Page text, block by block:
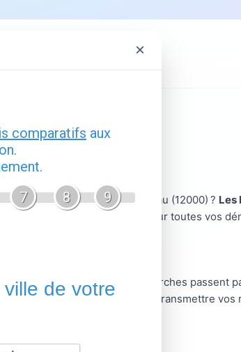
Demenagement GRDF
EDF proche de Onet le Chateau (12000) ? Les
reste disponible à distance pour toutes vos
À Onet le Chateau, les démarches passent
y gérer votre abonnement, transmettre vos
clics.
×